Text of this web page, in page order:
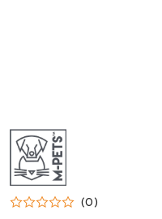
NAZWA
PRODUCENTA:
M-
PETS
(0)